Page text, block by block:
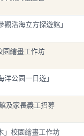
浩海立方探遊館」
園繪畫工作坊
公園一日遊」
及家長義工招募
」校園繪畫工作坊